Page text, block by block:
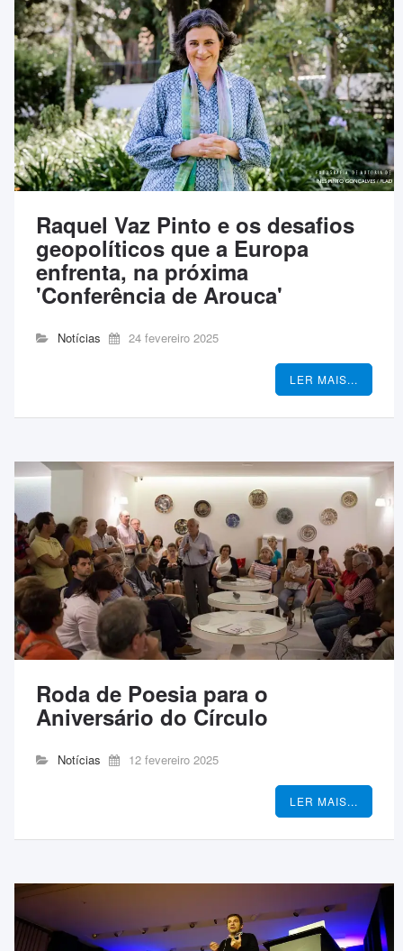
Raquel Vaz Pinto e os desafios
geopolíticos que a Europa
enfrenta, na próxima
'Conferência de Arouca'
Notícias 24 fevereiro 2025
LER MAIS...
Roda de Poesia para o
Aniversário do Círculo
Notícias 12 fevereiro 2025
LER MAIS...